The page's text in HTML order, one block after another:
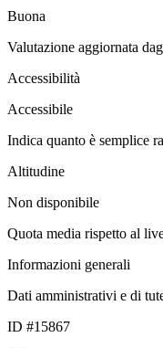
Buona
Valutazione aggiornata
Accessibilità
Accessibile
Indica quanto è semplice
Altitudine
Non disponibile
Quota media rispetto al
Informazioni generali
Dati amministrativi e di
ID #15867